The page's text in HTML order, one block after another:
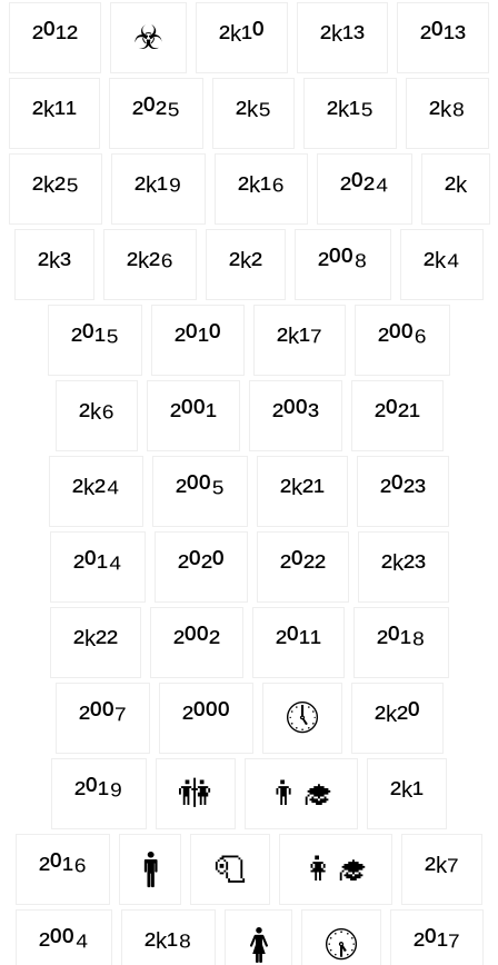
²⁰¹² ☣ ²ᵏ¹⁰ ²ᵏ¹³ ²⁰¹³
²ᵏ¹¹ ²⁰²⁵ ²ᵏ⁵ ²ᵏ¹⁵ ²ᵏ⁸
²ᵏ²⁵ ²ᵏ¹⁹ ²ᵏ¹⁶ ²⁰²⁴ ²ᵏ
²ᵏ³ ²ᵏ²⁶ ²ᵏ² ²⁰⁰⁸ ²ᵏ⁴
²⁰¹⁵ ²⁰¹⁰ ²ᵏ¹⁷ ²⁰⁰⁶
²ᵏ⁶ ²⁰⁰¹ ²⁰⁰³ ²⁰²¹
²ᵏ²⁴ ²⁰⁰⁵ ²ᵏ²¹ ²⁰²³
²⁰¹⁴ ²⁰²⁰ ²⁰²² ²ᵏ²³
²ᵏ²² ²⁰⁰² ²⁰¹¹ ²⁰¹⁸
²⁰⁰⁷ ²⁰⁰⁰ 🕔 ²ᵏ²⁰
²⁰¹⁹ 🚻 👨‍🎓 ²ᵏ¹
²⁰¹⁶ 🚹 🧻 👩‍🎓 ²ᵏ⁷
²⁰⁰⁴ ²ᵏ¹⁸ 🚺 🕠 ²⁰¹⁷